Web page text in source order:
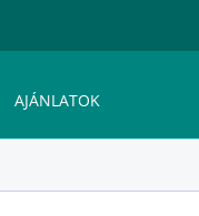
AJÁNLATOK